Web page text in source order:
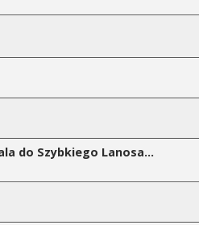
do Szybkiego Lanosa...